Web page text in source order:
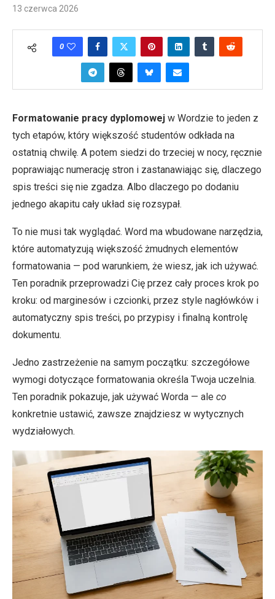
13 czerwca 2026
0
Formatowanie pracy dyplomowej w Wordzie to jeden z
tych etapów, który większość studentów odkłada na
ostatnią chwilę. A potem siedzi do trzeciej w nocy, ręcznie
poprawiając numerację stron i zastanawiając się, dlaczego
spis treści się nie zgadza. Albo dlaczego po dodaniu
jednego akapitu cały układ się rozsypał.
To nie musi tak wyglądać. Word ma wbudowane narzędzia,
które automatyzują większość żmudnych elementów
formatowania — pod warunkiem, że wiesz, jak ich używać.
Ten poradnik przeprowadzi Cię przez cały proces krok po
kroku: od marginesów i czcionki, przez style nagłówków i
automatyczny spis treści, po przypisy i finalną kontrolę
dokumentu.
Jedno zastrzeżenie na samym początku: szczegółowe
wymogi dotyczące formatowania określa Twoja uczelnia.
Ten poradnik pokazuje, jak używać Worda — ale co
konkretnie ustawić, zawsze znajdziesz w wytycznych
wydziałowych.